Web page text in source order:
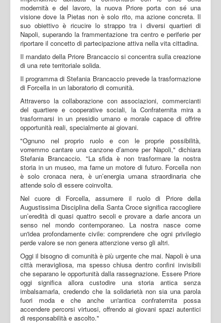
modernità e del lavoro, la nuova Priore porta con sé una
visione dove la Pietas non è solo rito, ma azione concreta. Il
suo obiettivo è ricucire lo strappo tra i diversi quartieri di
Napoli, superando la frammentazione tra centro e periferie per
riportare il concetto di partecipazione attiva nella vita cittadina.
Il mandato della Priore Brancaccio si concentra sulla creazione
di una rete territoriale solida.
Il programma di Stefania Brancaccio prevede la trasformazione
di Forcella in un laboratorio di comunità.
Attraverso la collaborazione con associazioni, commercianti
del quartiere e cooperative sociali, la Confraternita mira a
trasformarsi in un presidio umano e morale capace di offrire
opportunità reali, specialmente ai giovani.
"Ognuno nel proprio ruolo e con le proprie possibilità,
vorremmo cantare una canzone d’amore per Napoli," dichiara
Stefania Brancaccio. "La sfida è non trasformare la nostra
storia in un museo, ma farne un motore di futuro. Forcella non
è solo cronaca nera, è un’energia umana straordinaria che
attende solo di essere coinvolta.
Nel cuore di Forcella, assumere il ruolo di Priore della
Augustissima Disciplina della Santa Croce significa raccogliere
un’eredità di quasi quattro secoli e provare a darle ancora un
senso nel mondo contemporaneo. La nostra nasce come
un'idea profondamente civile: comprendere che ogni privilegio
perde valore se non genera attenzione verso gli altri.
Oggi il bisogno di comunità è più urgente che mai. Napoli è una
città meravigliosa, ma spesso chiusa dentro confini invisibili
che separano le opportunità dalla rassegnazione. Essere Priore
oggi significa allora custodire una storia antica senza
imbalsamarla, credendo che la solidarietà non sia una parola
fuori moda e che anche un'antica confraternita possa
accendere percorsi virtuosi, offrendo ai giovani spazi autentici
di responsabilità e ascolto."